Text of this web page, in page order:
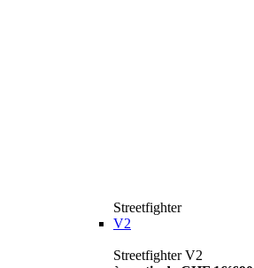
Streetfighter
V2
Streetfighter V2